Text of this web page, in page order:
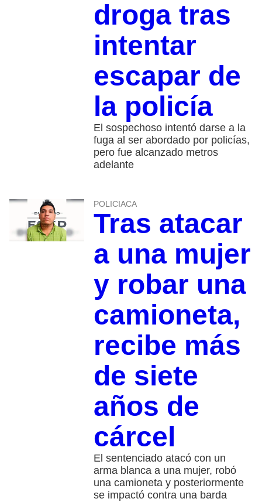
droga tras
intentar
escapar de
la policía
El sospechoso intentó darse a la
fuga al ser abordado por policías,
pero fue alcanzado metros
adelante
POLICIACA
Tras atacar
a una mujer
y robar una
camioneta,
recibe más
de siete
años de
cárcel
El sentenciado atacó con un
arma blanca a una mujer, robó
una camioneta y posteriormente
se impactó contra una barda